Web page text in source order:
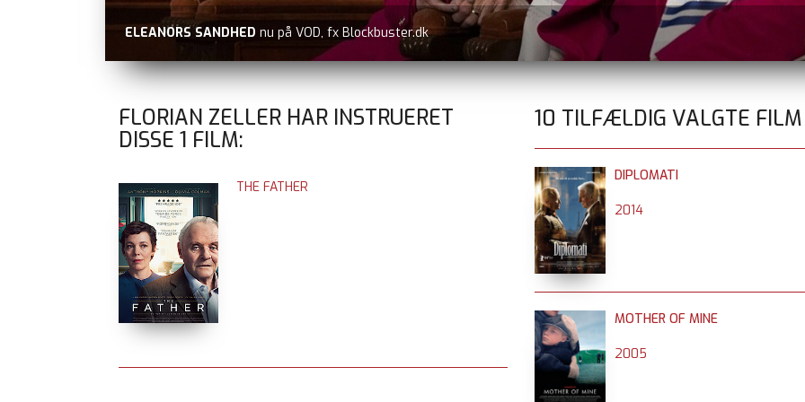
ELEANORS SANDHED nu på VOD, fx Blockbuster.dk
FLORIAN ZELLER HAR INSTRUERET
DISSE 1 FILM:
THE FATHER
10 TILFÆLDIG VALGTE FILM
DIPLOMATI
2014
MOTHER OF MINE
2005